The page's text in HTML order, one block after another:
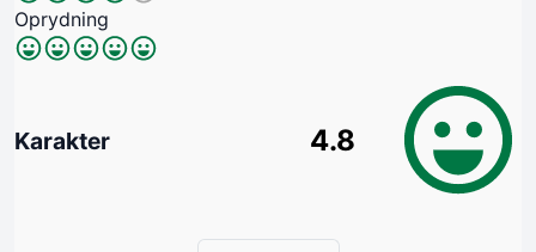
Oprydning
Karakter 4.8